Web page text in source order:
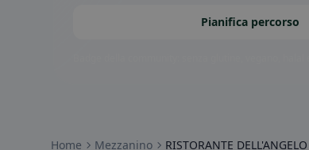
Pianifica percorso
Home Mezzanino RISTORANTE